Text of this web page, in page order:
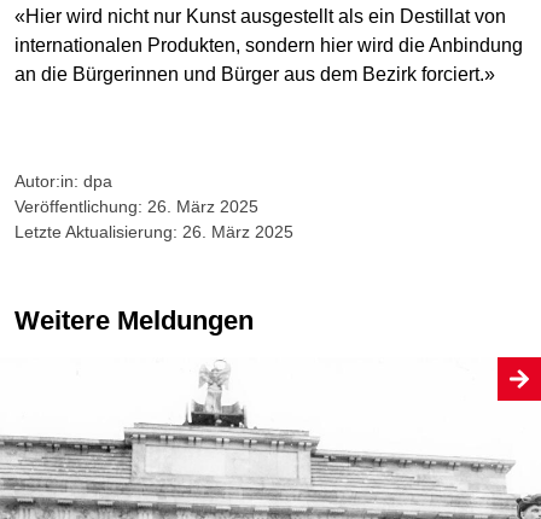
«Hier wird nicht nur Kunst ausgestellt als ein Destillat von
internationalen Produkten, sondern hier wird die Anbindung
an die Bürgerinnen und Bürger aus dem Bezirk forciert.»
Autor:in: dpa
Veröffentlichung: 26. März 2025
Letzte Aktualisierung: 26. März 2025
Weitere Meldungen